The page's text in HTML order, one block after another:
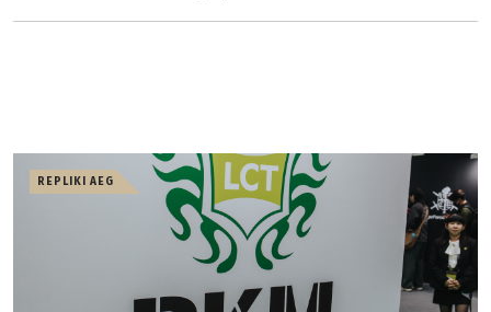
REPLIKI AEG